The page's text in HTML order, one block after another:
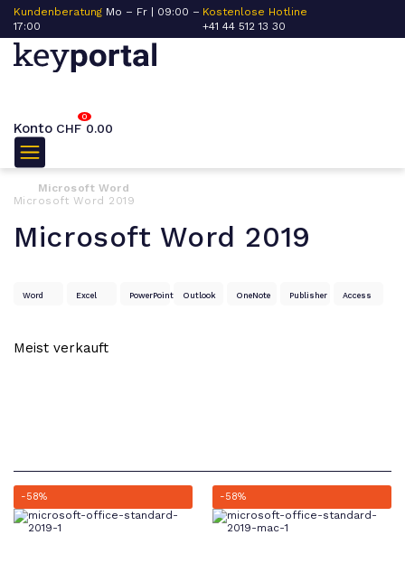
Kundenberatung Mo – Fr | 09:00 –
17:00
Kostenlose Hotline
+41 44 512 13 30
Konto
0
CHF 0.00
Microsoft Word
Microsoft Word 2019
Microsoft Word 2019
Word Excel PowerPoint Outlook OneNote Publisher Access
-58% -58%